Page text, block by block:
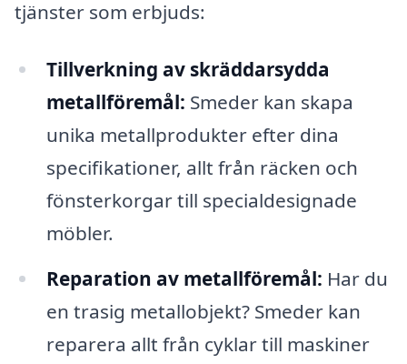
tjänster som erbjuds:
Tillverkning av skräddarsydda
metallföremål: Smeder kan skapa
unika metallprodukter efter dina
specifikationer, allt från räcken och
fönsterkorgar till specialdesignade
möbler.
Reparation av metallföremål: Har du
en trasig metallobjekt? Smeder kan
reparera allt från cyklar till maskiner